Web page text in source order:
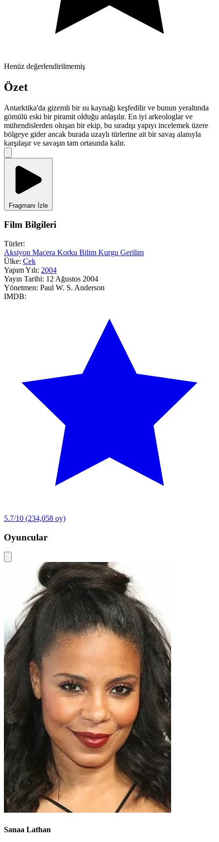
Henüz değerlendirilmemiş
Özet
Antarktika'da gizemli bir ısı kaynağı keşfedilir ve bunun yeraltında
gömülü eski bir piramit olduğu anlaşılır. En iyi arkeologlar ve
mühendislerden oluşan bir ekip, bu sıradışı yapıyı incelemek üzere
bölgeye gider ancak burada uzaylı türlerine ait bir savaş alanıyla
karşılaşır ve savaşın tam ortasında kalır.
Fragmanı İzle
Film Bilgileri
Türler:
Aksiyon Macera Korku Bilim Kurgu Gerilim
Ülke: Çek
Yapım Yılı: 2004
Yayın Tarihi: 12 Ağustos 2004
Yönetmen: Paul W. S. Anderson
IMDB:
5.7/10 (234,058 oy)
Oyuncular
Sanaa Lathan